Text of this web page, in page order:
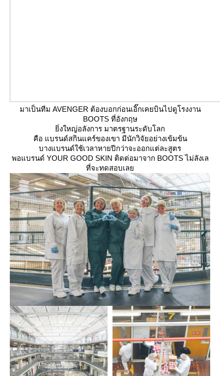
มาเป็นทีม AVENGER ต้องบอกก่อนเอิ๊กเคยบินไปดูโรงงาน
BOOTSที่อังกฤษ
ิ่งใหญ่อลังการ มาตรฐานระดับโลก
คือ แบรนด์สกินแคร์ของเขา มีนักวิจัยอย่างเข้มข้น
บางแบรนด์ใช้เวลาหายปีกว่าจะออกแต่ละสูตร
พอแบรนด์ YOUR GOOD SKIN ติดต่อมาจาก BOOTSไม่ลังเล
ที่จะทดสอบเล